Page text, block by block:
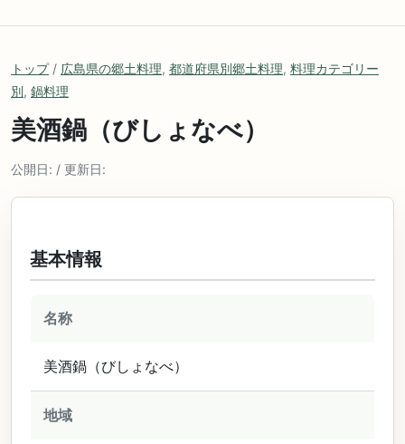
トップ/ 広島県の郷土料理, 都道府県別郷土料理, 料理カテゴリー
別, 鍋料理
美酒鍋（びしょなべ）
公開日: / 更新日:
基本情報
名称
美酒鍋（びしょなべ）
地域